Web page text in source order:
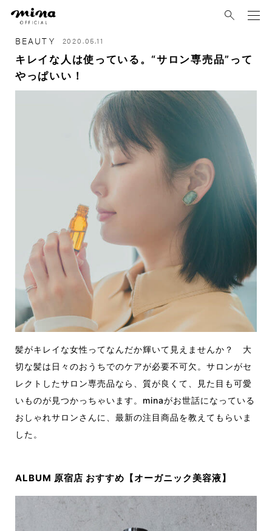
BEAUTY 2020.05.11
キレイな人は使っている。“サロン専売品”って
やっぱいい！
髪がキレイな女性ってなんだか輝いて見えませんか？ 大
切な髪は日々のおうちでのケアが必要不可欠。サロンがセ
レクトしたサロン専売品なら、質が良くて、見た目も可愛
いものが見つかっちゃいます。minaがお世話になっている
おしゃれサロンさんに、最新の注目商品を教えてもらいま
した。
ALBUM 原宿店 おすすめ【オーガニック美容液】